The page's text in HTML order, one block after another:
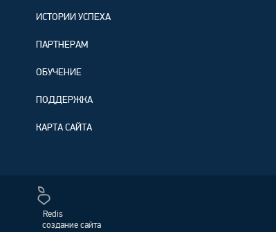
ИСТОРИИ УСПЕХА
ПАРТНЕРАМ
ОБУЧЕНИЕ
ПОДДЕРЖКА
КАРТА САЙТА
Redis
создание сайта